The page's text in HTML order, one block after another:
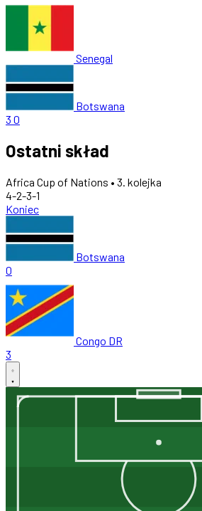
Senegal
Botswana
3 0
Ostatni skład
Africa Cup of Nations • 3. kolejka
4-2-3-1
Koniec
Botswana
0
Congo DR
3